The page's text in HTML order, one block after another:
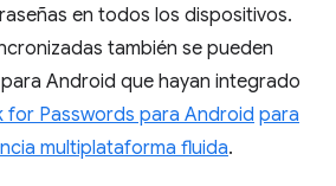
en todos los dispositivos.
también se pueden
Android que hayan integrado
for Passwords para Android para
multiplataforma fluida.